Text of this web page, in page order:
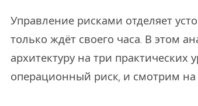
Управление рисками отделяет
только ждёт своего часа. В этом
архитектуру на три
операционный риск, и смотрим на